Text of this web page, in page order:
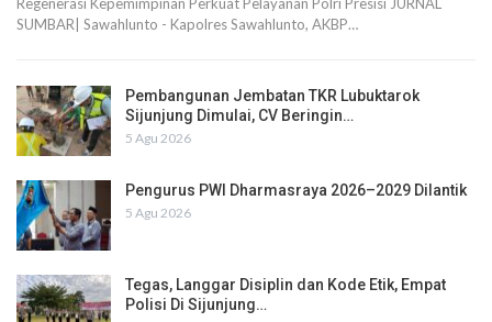
Regenerasi Kepemimpinan Perkuat Pelayanan Polri Presisi JURNAL
SUMBAR| Sawahlunto - Kapolres Sawahlunto, AKBP…
Pembangunan Jembatan TKR Lubuktarok
Sijunjung Dimulai, CV Beringin…
5 Agu 2026
Pengurus PWI Dharmasraya 2026–2029 Dilantik
5 Agu 2026
Tegas, Langgar Disiplin dan Kode Etik, Empat
Polisi Di Sijunjung…